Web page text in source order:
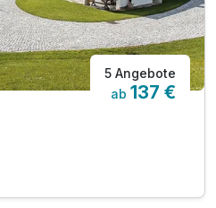
5 Angebote
ab 137 €